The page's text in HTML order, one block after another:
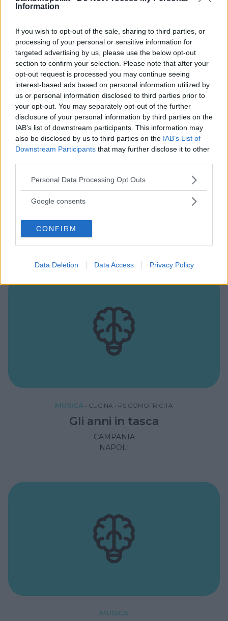
Information
If you wish to opt-out of the sale, sharing to third parties, or
processing of your personal or sensitive information for
targeted advertising by us, please use the below opt-out
section to confirm your selection. Please note that after your
opt-out request is processed you may continue seeing
interest-based ads based on personal information utilized by
us or personal information disclosed to third parties prior to
your opt-out. You may separately opt-out of the further
disclosure of your personal information by third parties on the
IAB’s list of downstream participants. This information may
also be disclosed by us to third parties on the IAB’s List of
Downstream Participants that may further disclose it to other
Please note that this website/app uses one or more Google
not limited to your visit or usage behaviour. You may click to
use your data for below specified purposes in below Google
consent section.
Personal Data Processing Opt Outs
Google consents
CONFIRM
Data Deletion Data Access Privacy Policy
Scuola di musica Beethoven
FRATTAMAGGIORE (NAPOLI)
Dimensione musica
CASORIA (NAPOLI)
MUSICA • CUCINA • PSICOMOTRICITÀ
Gli anni in tasca
CAMPANIA
NAPOLI
MUSICA